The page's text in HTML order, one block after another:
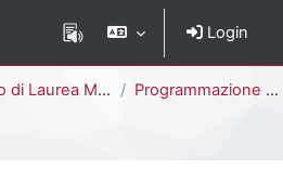
Login
Laurea Magistrale Programmazione e Gestione delle Politiche e dei Servizi Sociali [F8702N - F8701N]